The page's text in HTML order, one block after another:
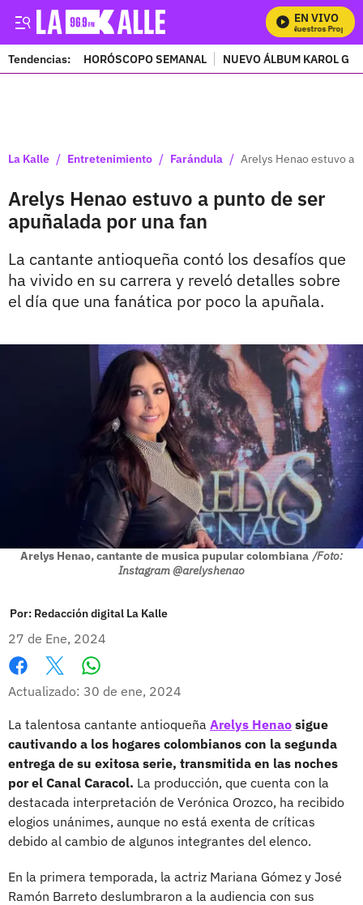
EN VIVO
Mira Todos Nuestros Programas
Tendencias: HORÓSCOPO SEMANAL NUEVO ÁLBUM KAROL G
La Kalle / Entretenimiento / Farándula / Arelys Henao estuvo a
Arelys Henao estuvo a punto de ser
apuñalada por una fan
La cantante antioqueña contó los desafíos que
ha vivido en su carrera y reveló detalles sobre
el día que una fanática por poco la apuñala.
Arelys Henao, cantante de musica pupular colombiana /Foto:
Instagram @arelyshenao
Por: Redacción digital La Kalle
27 de Ene, 2024
Facebook
X
Actualizado: 30 de ene, 2024
La talentosa cantante antioqueña Arelys Henao sigue
cautivando a los hogares colombianos con la segunda
entrega de su exitosa serie, transmitida en las noches
por el Canal Caracol. La producción, que cuenta con la
destacada interpretación de Verónica Orozco, ha recibido
elogios unánimes, aunque no está exenta de críticas
debido al cambio de algunos integrantes del elenco.
En la primera temporada, la actriz Mariana Gómez y José
Ramón Barreto deslumbraron a la audiencia con sus